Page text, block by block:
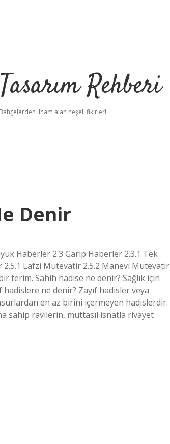
Rehberi
Bahçelerden ilham alan neşeli fikirler!
Denir
Haberler 2.3 Garip Haberler 2.3.1 Tek
Lafzi Mütevatir 2.5.2 Manevi Mütevatir
terim. Sahih hadise ne denir? Sağlık için
ne denir? Zayıf hadisler veya
en az birini içermeyen hadislerdir.
sahip ravilerin, muttasıl isnatla rivayet